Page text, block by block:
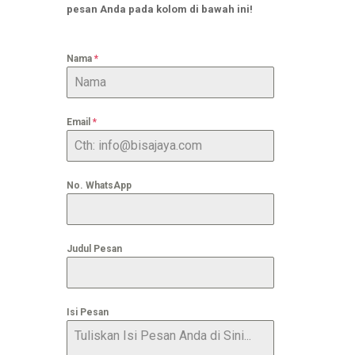
pesan Anda pada kolom di bawah ini!
Nama *
Email *
No. WhatsApp
Judul Pesan
Isi Pesan